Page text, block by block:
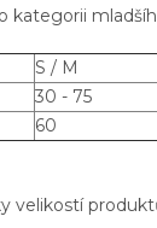
kategorii
S / M
30 - 75
60
velikostí